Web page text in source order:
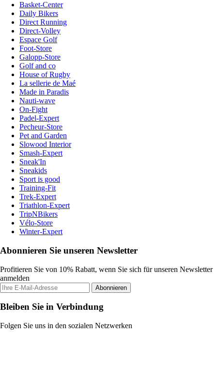
Basket-Center
Daily Bikers
Direct Running
Direct-Volley
Espace Golf
Foot-Store
Galopp-Store
Golf and co
House of Rugby
La sellerie de Maé
Made in Paradis
Nauti-wave
On-Fight
Padel-Expert
Pecheur-Store
Pet and Garden
Slowood Interior
Smash-Expert
Sneak'In
Sneakids
Sport is good
Training-Fit
Trek-Expert
Triathlon-Expert
TripNBikers
Vélo-Store
Winter-Expert
Abonnieren Sie unseren Newsletter
Profitieren Sie von 10% Rabatt, wenn Sie sich für unseren Newsletter
anmelden
Abonnieren
Bleiben Sie in Verbindung
Folgen Sie uns in den sozialen Netzwerken